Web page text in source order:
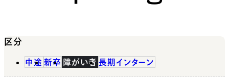
区分
中途 新卒 障がい者 長期インターン